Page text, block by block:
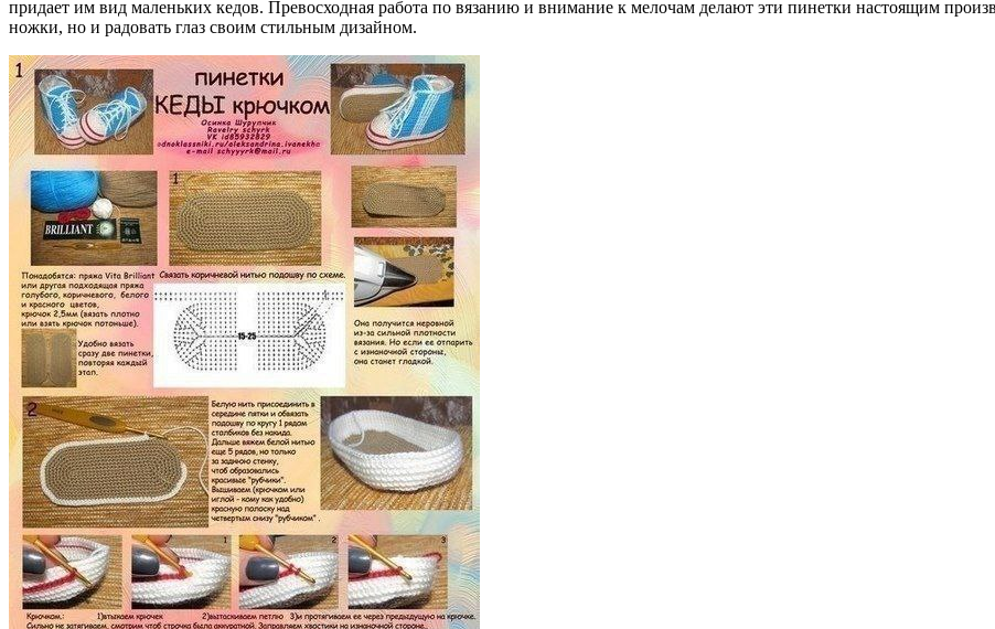
придает им вид маленьких кедов. Превосходная работа по вязанию и внимание к мелочам делают эти пинетки настоящим
ножки, но и радовать глаз своим стильным дизайном.